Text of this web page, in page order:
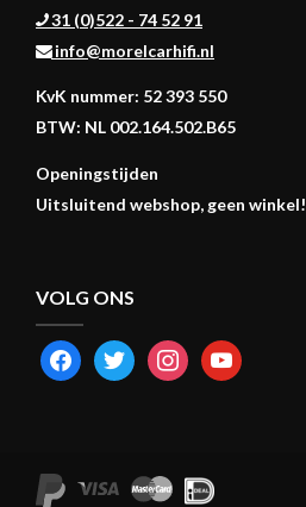
31 (0)522 - 74 52 91
info@morelcarhifi.nl
KvK nummer: 52 393 550
BTW: NL 002.164.502.B65
Openingstijden
Uitsluitend webshop, geen winkel!
VOLG ONS
FACEBOOKTWITTERINSTAGRAM
YOUTUBE